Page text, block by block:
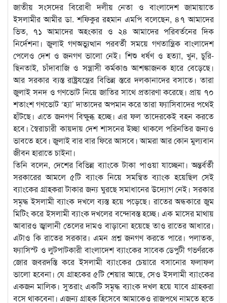
জাতীয় সংসদের বিরোধী দলীয় নেতা ও বাংলাদেশ জামায়াতে
ইসলামীর আমীর ডা. শফিকুর রহমান এমপি বলেছেন, ৪৭ আমাদের
ভিত, ৭১ আমাদের অহংকার ও ২৪ আমাদের পরিবর্তনের দিক
নির্দেশনা। জুলাই গণঅভ্যুত্থান পরবর্তী সময়ে গণতান্ত্রিক বাংলাদেশ
পেলেও দেশ ও জনগণ ভালো নেই। শিশু ধর্ষণ ও হত্যা, খুন, চুরি-
ছিনতাই, চাঁদাবাজি ও সন্ত্রাসী কর্মকাণ্ড আশঙ্কাজনক হারে বেড়েছে।
আর সরকার ব্যস্ত রাষ্ট্রযন্ত্রের বিভিন্ন স্তরে দলকানাদের বসাতে। তারা
জুলাই সনদ ও গণভোট নিয়ে জাতির সাথে প্রতারণা করেছে। প্রায় ৭০
শতাংশ গণভোট ‘হ্যা’ দাতাদের অপমান করে তারা ফ্যাসিবাদের পথেই
হাঁটছে। এতে জনগণ বিক্ষুব্ধ হচ্ছে। এর ফল তাদেরকেই বহন করতে
হবে। স্বৈরাচারী কায়দায় দেশ শাসনের ইচ্ছা থাকলে পরিনতির জন্যও
ভাবতে হবে। জুলাই বার বার ফিরে আসবে। আমরা আর কোন মুল্যবান
জীবন হারাতে চাইনা।
তিনি বলেন, দেশের বিভিন্ন ব্যাংকে টাকা পাওয়া যাচ্ছেনা। অন্তর্বর্তী
সরকারের আমলে ৫টি ব্যাংক নিয়ে সমন্বিত ব্যাংক হয়েছিল সেই
ব্যাংকের গ্রাহকরা টাকার জন্য ঘুরছে সমাধানের উদ্যোগ নেই। সরকার
সমৃদ্ধ ইসলামী ব্যাংক দখলে ব্যস্ত হয়ে পড়েছে। রাতের অন্ধকারে জুম
মিটিং করে ইসলামী ব্যাংক দখলের বন্দোবস্ত হচ্ছে। এক মাসের মাথায়
আবারও জ্বালানী তেলের দামও বাড়ানো হয়েছে তাও রাতের আধারে।
এটাও কি রাতের সরকার। এমন প্রশ্ন জনগণ করতে পারে। পলাতক,
ফ্যাসিস্ট ও লুটপাটকারী বাংলাদেশ ব্যাংকের সাবেক ডেপুটী গভর্ণরকে
জোর জবরদস্তি করে ইসলামী ব্যাংকের চেয়ারে বসানোর ফলাফল
ভালো হবেনা। যে গ্রাহকের ৫টি শেয়ার আছে, সেও ইসলামী ব্যাংকের
একজন মালিক। সুতরাং একটি সমৃদ্ধ ব্যাংক দখল হয়ে যাবে গ্রাহকরা
বসে থাকবেনা। এজন্য গ্রাহক হিসেবে আমাকেও রাজপথে নামতে হতে